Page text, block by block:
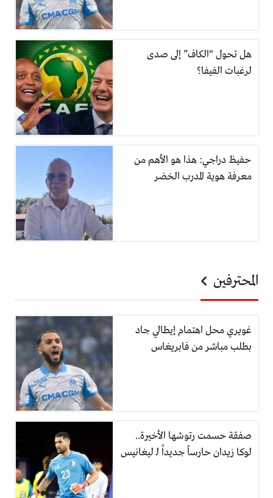
هل تحول “الكاف” إلى صدى
لرغبات الفيفا؟
حفيظ دراجي: هذا هو الأهم من
معرفة هوية المدرب الخضر
المحترفين
غويري محل اهتمام إيطالي جاد
بطلب مباشر من فابريغاس
صفقة حسمت رتوشها الأخيرة..
لوكا زيدان حارساً جديداً لـ ليغانيس